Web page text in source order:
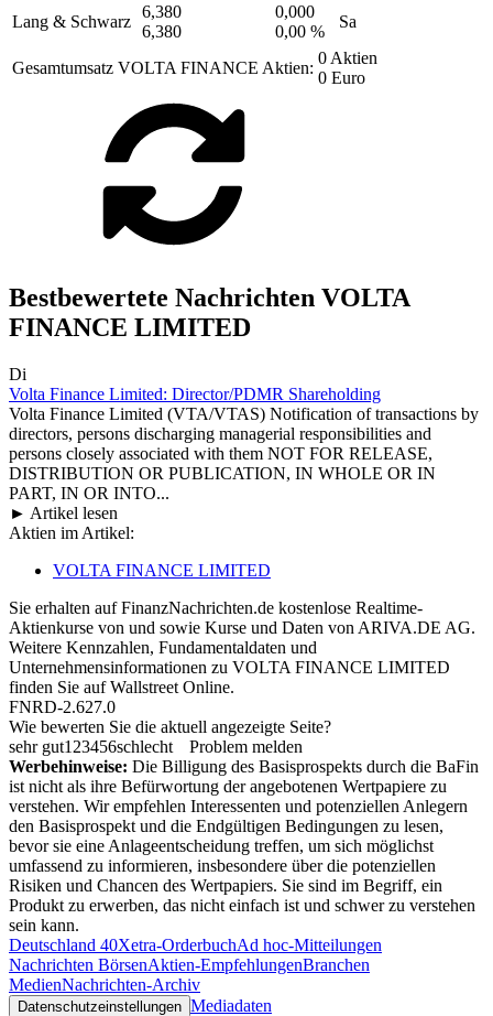
Lang & Schwarz
6,380
6,380
0,000
0,00 %
Sa
Gesamtumsatz VOLTA FINANCE Aktien:
0 Aktien
0 Euro
Bestbewertete Nachrichten VOLTA
FINANCE LIMITED
Di
Volta Finance Limited: Director/PDMR Shareholding
Volta Finance Limited (VTA/VTAS) Notification of transactions by
directors, persons discharging managerial responsibilities and
persons closely associated with them NOT FOR RELEASE,
DISTRIBUTION OR PUBLICATION, IN WHOLE OR IN
PART, IN OR INTO...
► Artikel lesen
Aktien im Artikel:
VOLTA FINANCE LIMITED
Sie erhalten auf FinanzNachrichten.de kostenlose Realtime-
Aktienkurse von und sowie Kurse und Daten von ARIVA.DE AG.
Weitere Kennzahlen, Fundamentaldaten und
Unternehmensinformationen zu VOLTA FINANCE LIMITED
finden Sie aufWallstreet Online.
FNRD-2.627.0
Wie bewerten Sie die aktuell angezeigte Seite?
sehr gut1 23456schlecht
Problem melden
Werbehinweise: Die Billigung des Basisprospekts durch die BaFin
ist nicht als ihre Befürwortung der angebotenen Wertpapiere zu
verstehen. Wir empfehlen Interessenten und potenziellen Anlegern
den Basisprospekt und die Endgültigen Bedingungen zu lesen,
bevor sie eine Anlageentscheidung treffen, um sich möglichst
umfassend zu informieren, insbesondere über die potenziellen
Risiken und Chancen des Wertpapiers. Sie sind im Begriff, ein
Produkt zu erwerben, das nicht einfach ist und schwer zu verstehen
sein kann.
Deutschland 40Xetra-OrderbuchAd hoc-Mitteilungen
Nachrichten BörsenAktien-EmpfehlungenBranchen
MedienNachrichten-Archiv
Datenschutzeinstellungen Mediadaten